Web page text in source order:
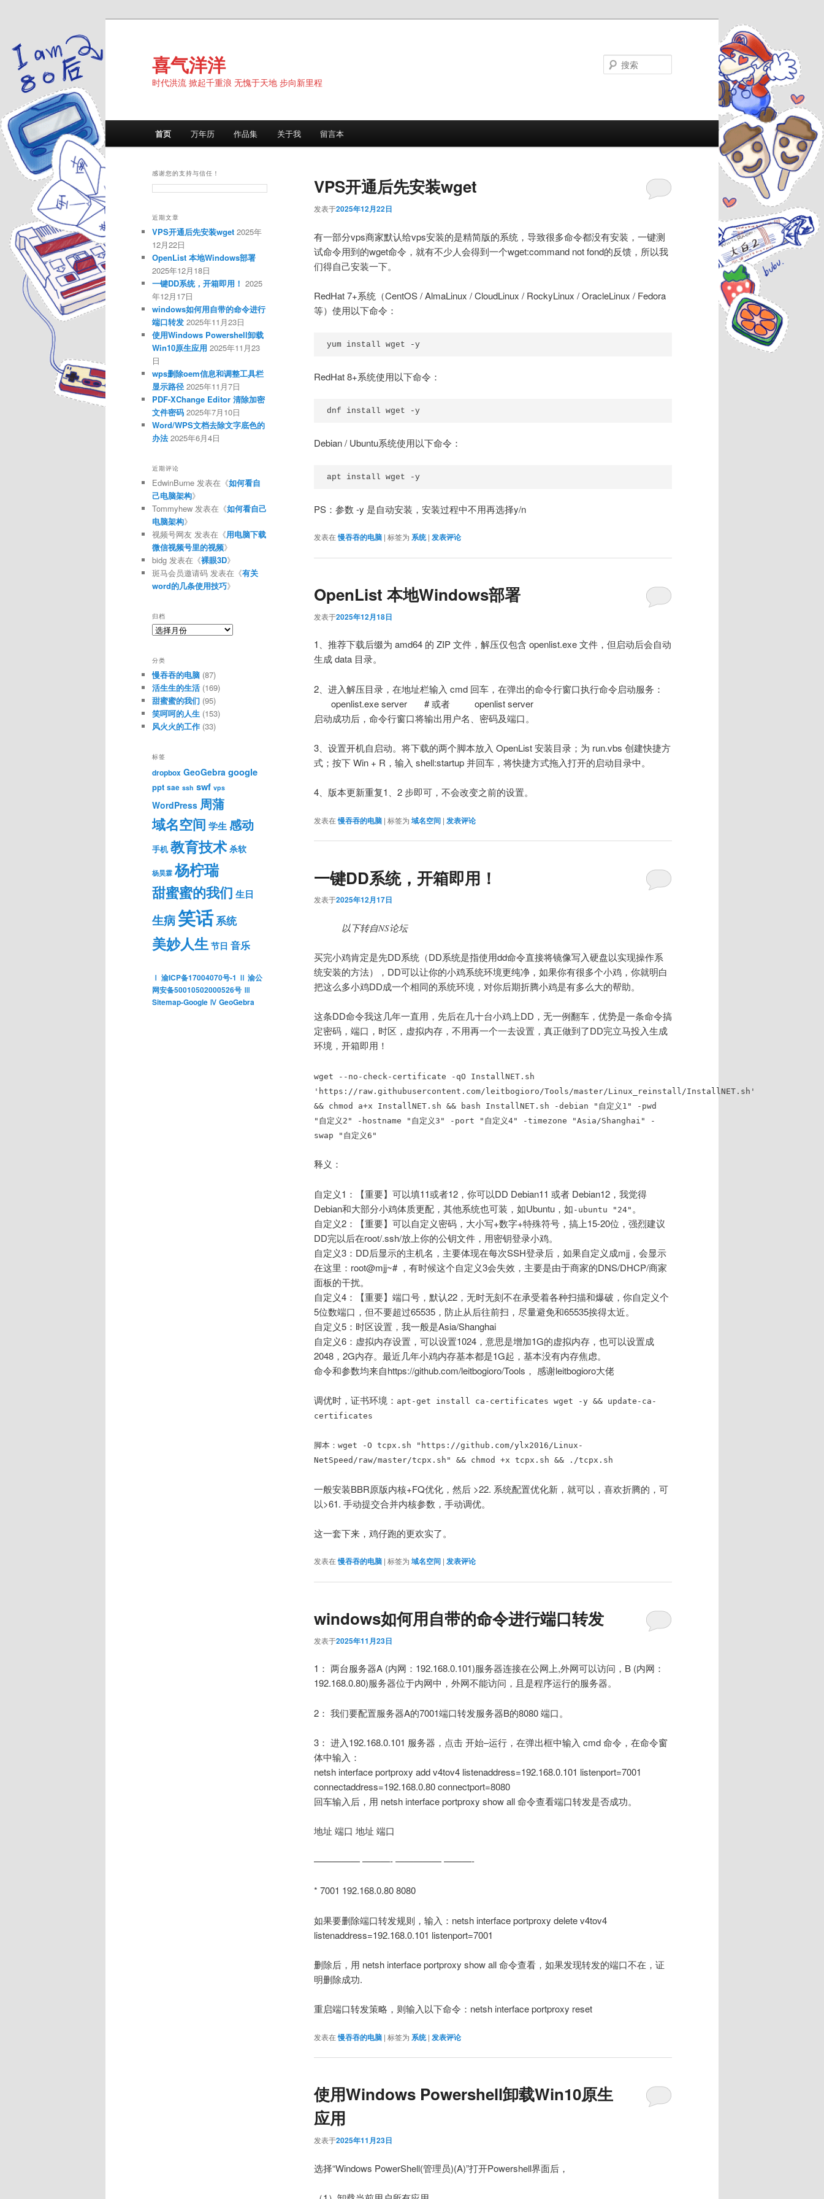
域
域
喜气洋洋
时代洪流 掀起千重浪 无愧于天地 步向新里程
首页 万年历 作品集 关于我 留言本
VPS开通后先安装wget
发表于2025年12月22日
有一部分vps商家默认给vps安装的是精简版的系统，导致很多命令都没有安装，一键测
试命令用到的wget命令，就有不少人会得到一个wget:command not fond的反馈，所以我
们得自己安装一下。
RedHat 7+系统（CentOS / AlmaLinux / CloudLinux / RockyLinux / OracleLinux / Fedora
等）使用以下命令：
yum install wget -y
RedHat 8+系统使用以下命令：
dnf install wget -y
Debian / Ubuntu系统使用以下命令：
apt install wget -y
PS：参数 -y 是自动安装，安装过程中不用再选择y/n
发表在慢吞吞的电脑 | 标签为 系统 | 发表评论
OpenList 本地Windows部署
发表于2025年12月18日
1、推荐下载后缀为 amd64 的 ZIP 文件，解压仅包含 openlist.exe 文件，但启动后会自动
生成 data 目录。
2、进入解压目录，在地址栏输入 cmd 回车，在弹出的命令行窗口执行命令启动服务：
openlist.exe server # 或者 openlist server
启动成功后，命令行窗口将输出用户名、密码及端口。
3、设置开机自启动。将下载的两个脚本放入 OpenList 安装目录；为 run.vbs 创建快捷方
式；按下 Win + R，输入 shell:startup 并回车，将快捷方式拖入打开的启动目录中。
4、版本更新重复1、2 步即可，不会改变之前的设置。
发表在慢吞吞的电脑 | 标签为 域名空间 | 发表评论
一键DD系统，开箱即用！
发表于2025年12月17日
以下转自NS论坛
买完小鸡肯定是先DD系统（DD系统是指使用dd命令直接将镜像写入硬盘以实现操作系
统安装的方法），DD可以让你的小鸡系统环境更纯净，如果你有很多个小鸡，你就明白
把这么多小鸡DD成一个相同的系统环境，对你后期折腾小鸡是有多么大的帮助。
这条DD命令我这几年一直用，先后在几十台小鸡上DD，无一例翻车，优势是一条命令搞
定密码，端口，时区，虚拟内存，不用再一个一去设置，真正做到了DD完立马投入生成
环境，开箱即用！
wget --no-check-certificate -qO InstallNET.sh
'https://raw.githubusercontent.com/leitbogioro/Tools/master/Linux_reinstall/InstallNET.sh'
&& chmod a+x InstallNET.sh && bash InstallNET.sh -debian "自定义1" -pwd
"自定义2" -hostname "自定义3" -port "自定义4" -timezone "Asia/Shanghai" -
swap "自定义6"
释义：
自定义1：【重要】可以填11或者12，你可以DD Debian11 或者 Debian12，我觉得
Debian和大部分小鸡体质更配，其他系统也可装，如Ubuntu，如 -ubuntu "24" 。
自定义2：【重要】可以自定义密码，大小写+数字+特殊符号，搞上15-20位，强烈建议
DD完以后在root/.ssh/放上你的公钥文件，用密钥登录小鸡。
自定义3：DD后显示的主机名，主要体现在每次SSH登录后，如果自定义成mjj，会显示
在这里：root@mjj~# ，有时候这个自定义3会失效，主要是由于商家的DNS/DHCP/商家
面板的干扰。
自定义4：【重要】端口号，默认22，无时无刻不在承受着各种扫描和爆破，你自定义个
5位数端口，但不要超过65535‌，防止从后往前扫，尽量避免和65535‌挨得太近。
自定义5：时区设置，我一般是Asia/Shanghai
自定义6：虚拟内存设置，可以设置1024，意思是增加1G的虚拟内存，也可以设置成
2048，2G内存。最近几年小鸡内存基本都是1G起，基本没有内存焦虑。
命令和参数均来自https://github.com/leitbogioro/Tools， 感谢leitbogioro大佬
调优时，证书环境： apt-get install ca-certificates wget -y && update-ca-
certificates
脚本：wget -O tcpx.sh "https://github.com/ylx2016/Linux-
NetSpeed/raw/master/tcpx.sh" && chmod +x tcpx.sh && ./tcpx.sh
一般安装BBR原版内核+FQ优化，然后 >22. 系统配置优化新，就可以，喜欢折腾的，可
以>61. 手动提交合并内核参数，手动调优。
这一套下来，鸡仔跑的更欢实了。
发表在慢吞吞的电脑 | 标签为 域名空间 | 发表评论
windows如何用自带的命令进行端口转发
发表于2025年11月23日
1： 两台服务器A (内网：192.168.0.101)服务器连接在公网上,外网可以访问，B (内网：
192.168.0.80)服务器位于内网中，外网不能访问，且是程序运行的服务器。
2： 我们要配置服务器A的7001端口转发服务器B的8080 端口。
3： 进入192.168.0.101 服务器，点击 开始–运行，在弹出框中输入 cmd 命令，在命令窗
体中输入：
netsh interface portproxy add v4tov4 listenaddress=192.168.0.101 listenport=7001
connectaddress=192.168.0.80 connectport=8080
回车输入后，用 netsh interface portproxy show all 命令查看端口转发是否成功。
地址 端口 地址 端口
————— ———- ————— ———-
* 7001 192.168.0.80 8080
如果要删除端口转发规则，输入：netsh interface portproxy delete v4tov4
listenaddress=192.168.0.101 listenport=7001
删除后，用 netsh interface portproxy show all 命令查看，如果发现转发的端口不在，证
明删除成功.
重启端口转发策略，则输入以下命令：netsh interface portproxy reset
发表在慢吞吞的电脑 | 标签为 系统 | 发表评论
使用Windows Powershell卸载Win10原生
应用
发表于2025年11月23日
选择“Windows PowerShell(管理员)(A)”打开Powershell界面后，
感谢您的支持与信任！
近期文章
VPS开通后先安装wget 2025年
12月22日
OpenList 本地Windows部署
2025年12月18日
一键DD系统，开箱即用！ 2025
年12月17日
windows如何用自带的命令进行
端口转发 2025年11月23日
使用Windows Powershell卸载
Win10原生应用 2025年11月23
日
wps删除oem信息和调整工具栏
显示路径 2025年11月7日
PDF-XChange Editor 清除加密
文件密码 2025年7月10日
Word/WPS文档去除文字底色的
办法 2025年6月4日
近期评论
EdwinBurne 发表在《如何看自
己电脑架构》
Tommyhew 发表在《如何看自己
电脑架构》
视频号网友 发表在《用电脑下载
微信视频号里的视频》
bidg 发表在《裸眼3D》
斑马会员邀请码 发表在《有关
word的几条使用技巧》
归档
归
分类
慢吞吞的电脑 (87)
活生生的生活(169)
甜蜜蜜的我们 (95)
笑呵呵的人生 (153)
风火火的工作 (33)
标签
dropbox GeoGebra google
ppt sae ssh swf vps
WordPress 周蒲
域名空间 学生感动
手机 教育技术 杀软
杨昊霖 杨柠瑞
甜蜜蜜的我们 生日
生病笑话系统
美妙人生 节日 音乐
Ⅰ 渝ICP备17004070号-1 Ⅱ 渝公
网安备50010502000526号 Ⅲ
Sitemap-Google Ⅳ GeoGebra